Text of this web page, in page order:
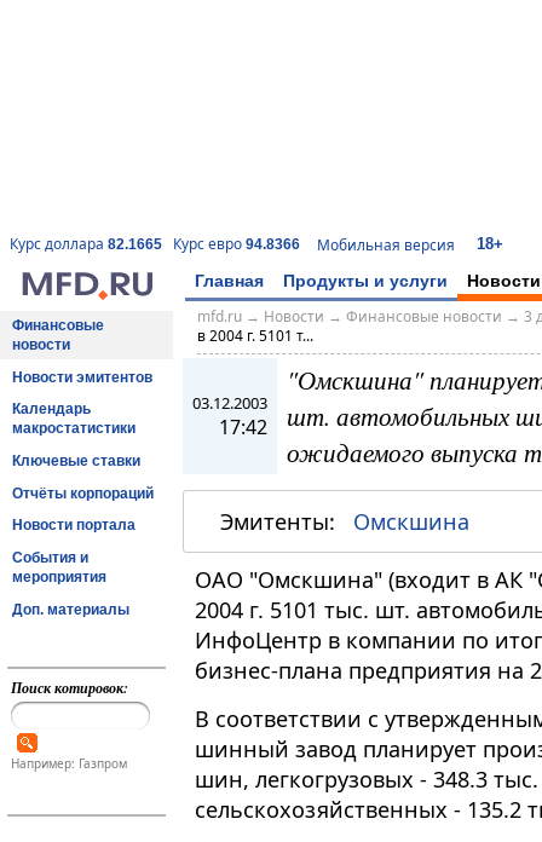
Курс доллара 82.1665 Курс евро 94.8366 Мобильная версия 18+
Главная Продукты и услуги Новости
Финансовые
новости
Новости эмитентов
Календарь
макростатистики
Ключевые ставки
Отчёты корпораций
Новости портала
События и
мероприятия
Доп. материалы
Поиск котировок:
Например: Газпром
mfd.ru→ Новости → Финансовые новости → 3
в 2004 г. 5101 т...
03.12.2003
17:42
"Омскшина"
шт. автомобильных
ожидаемого выпуска
Эмитенты: Омскшина
ОАО "Омскшина" (входит в АК
2004 г. 5101 тыс. шт.
ИнфоЦентр в компании по
бизнес-плана предприятия на
В соответствии с
шинный завод планирует
шин, легкогрузовых - 348.3
сельскохозяйственных -